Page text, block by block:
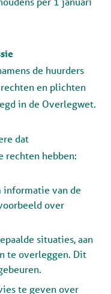
de huurders
en plichten
in de Overlegwet.
dat
rechten hebben:
van de
over
situaties, aan
te overleggen. Dit
te geven over